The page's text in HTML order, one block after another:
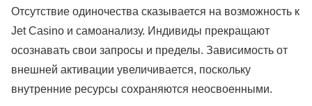
Отсутствие одиночества сказывается на возможность к
Jet Casino и самоанализу. Индивиды прекращают
осознавать свои запросы и пределы. Зависимость от
внешней активации увеличивается, поскольку
внутренние ресурсы сохраняются неосвоенными.